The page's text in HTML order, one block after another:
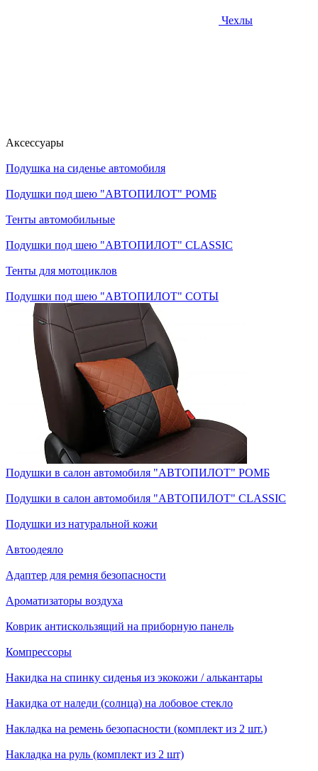
Чехлы
Аксессуары
Подушка на сиденье автомобиля
Подушки под шею "АВТОПИЛОТ" РОМБ
Тенты автомобильные
Подушки под шею "АВТОПИЛОТ" CLASSIC
Тенты для мотоциклов
Подушки под шею "АВТОПИЛОТ" СОТЫ
Подушки в салон автомобиля "АВТОПИЛОТ" РОМБ
Подушки в салон автомобиля "АВТОПИЛОТ" CLASSIC
Подушки из натуральной кожи
Автоодеяло
Адаптер для ремня безопасности
Ароматизаторы воздуха
Коврик антискользящий на приборную панель
Компрессоры
Накидка на спинку сиденья из экокожи / алькантары
Накидка от наледи (солнца) на лобовое стекло
Накладка на ремень безопасности (комплект из 2 шт.)
Накладка на руль (комплект из 2 шт)